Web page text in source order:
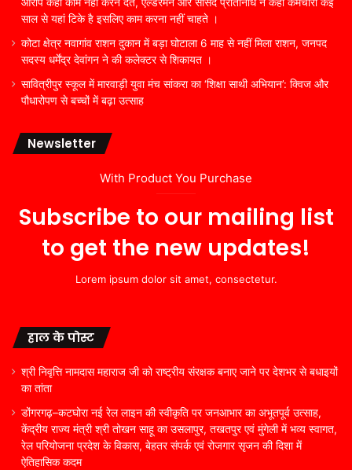
साल से यहां टिके है इसलिए काम करना नहीं चाहते ।
कोटा क्षेत्र नवागांव राशन दुकान में बड़ा घोटाला 6 माह से नहीं मिला राशन, जनपद
सदस्य धर्मेंद्र देवांगन ने की कलेक्टर से शिकायत ।
सावित्रीपुर स्कूल में मारवाड़ी युवा मंच सांकरा का ‘शिक्षा साथी अभियान’: क्विज और
पौधारोपण से बच्चों में बढ़ा उत्साह
Newsletter
With Product You Purchase
Subscribe to our mailing list
to get the new updates!
Lorem ipsum dolor sit amet, consectetur.
हाल के पोस्ट
श्री निवृत्ति नामदास महाराज जी को राष्ट्रीय संरक्षक बनाए जाने पर देशभर से बधाइयों
का तांता
डोंगरगढ़–कटघोरा नई रेल लाइन की स्वीकृति पर जनआभार का अभूतपूर्व उत्साह,
केंद्रीय राज्य मंत्री श्री तोखन साहू का उसलापुर, तखतपुर एवं मुंगेली में भव्य स्वागत,
रेल परियोजना प्रदेश के विकास, बेहतर संपर्क एवं रोजगार सृजन की दिशा में
ऐतिहासिक कदम